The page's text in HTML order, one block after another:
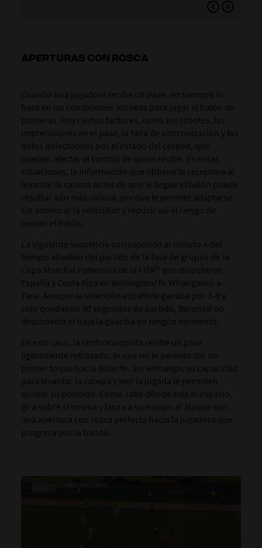
APERTURAS CON ROSCA
Cuando una jugadora recibe un pase, no siempre lo
hace en las condiciones idóneas para jugar el balón de
primeras. Hay ciertos factores, como los rebotes, las
imprecisiones en el pase, la falta de sincronización y los
botes defectuosos por el estado del césped, que
pueden afectar al control de quien recibe. En estas
situaciones, la información que obtiene la receptora al
levantar la cabeza antes de que le llegue el balón puede
resultar aún más valiosa, porque le permite adaptarse
sin aminorar
la velocidad y reducir así el riesgo de
perder el balón.
La siguiente secuencia corresponde al minuto 4 del
tiempo añadido del partido de la fase de grupos de la
Copa Mundial Femenina de la FIFA™ que disputaron
España y Costa Rica en Wellington/Te Whanganui-a-
Tara. Aunque la selección española ganaba por 3-0 y
solo quedaban 90 segundos de partido, Bonmatí no
desconecta ni baja la guardia en ningún momento.
En este caso, la centrocampista recibe un pase
ligeramente retrasado, lo que no le permite dar un
primer toque hacia delante. Sin embargo, su capacidad
para levantar la cabeza y leer la jugada le permiten
ajustar su posición. Como sabe dónde está el espacio,
gira sobre sí misma y lanza a su equipo al ataque con
una apertura con rosca perfecta hacia la jugadora que
progresa por la banda.